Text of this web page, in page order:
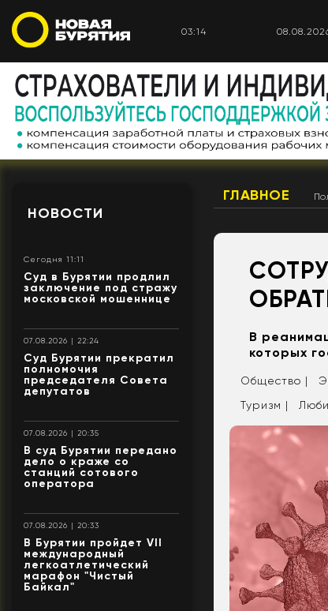
03:14
НОВОСТИ
Сегодня 11:11
Суд в Бурятии продлил
заключение под стражу
московской мошеннице
07.08.2026 | 22:24
Суд Бурятии прекратил
полномочия
председателя Совета
депутатов
07.08.2026 | 20:35
В суд Бурятии передано
дело о краже со
станций сотового
оператора
07.08.2026 | 20:33
В Бурятии пройдет VII
международный
легкоатлетический
марафон "Чистый
Байкал"
ГЛАВНОЕ
В
которых
Общество |
Туризм |